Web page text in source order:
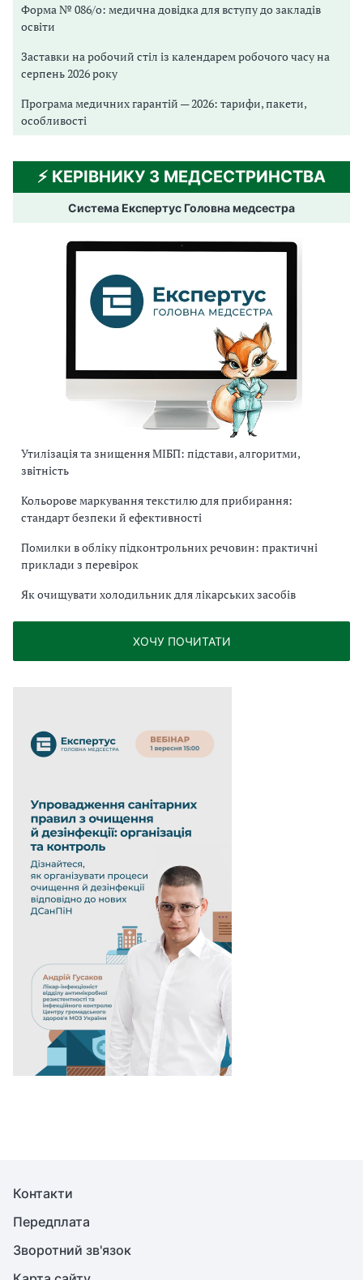
Форма № 086/о: медична довідка для вступу до закладів
освіти
Заставки на робочий стіл із календарем робочого часу на
серпень 2026 року
Програма медичних гарантій — 2026: тарифи, пакети,
особливості
⚡️ КЕРІВНИКУ З МЕДСЕСТРИНСТВА
Система Експертус Головна медсестра
Утилізація та знищення МІБП: підстави, алгоритми,
звітність
Кольорове маркування текстилю для прибирання:
стандарт безпеки й ефективності
Помилки в обліку підконтрольних речовин: практичні
приклади з перевірок
Як очищувати холодильник для лікарських засобів
ХОЧУ ПОЧИТАТИ
Контакти
Передплата
Зворотний зв'язок